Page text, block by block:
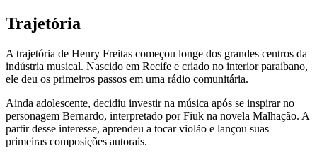
Trajetória
A trajetória de Henry Freitas começou longe dos grandes centros da
indústria musical. Nascido em Recife e criado no interior paraibano,
ele deu os primeiros passos em uma rádio comunitária.
Ainda adolescente, decidiu investir na música após se inspirar no
personagem Bernardo, interpretado por Fiuk na novela Malhação. A
partir desse interesse, aprendeu a tocar violão e lançou suas
primeiras composições autorais.